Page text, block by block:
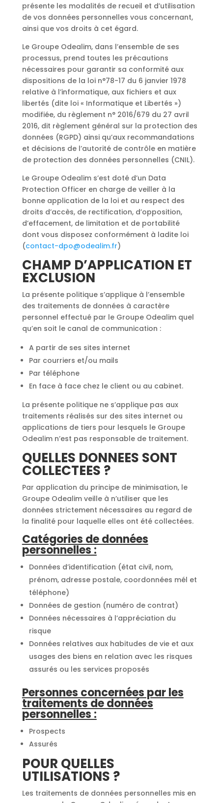
présente les modalités de recueil et d’utilisation
de vos données personnelles vous concernant,
ainsi que vos droits à cet égard.
Le Groupe Odealim, dans l’ensemble de ses
processus, prend toutes les précautions
nécessaires pour garantir sa conformité aux
dispositions de la loi n°78-17 du 6 janvier 1978
relative à l’informatique, aux fichiers et aux
libertés (dite loi « Informatique et Libertés »)
modifiée, du règlement n° 2016/679 du 27 avril
2016, dit règlement général sur la protection des
données (RGPD) ainsi qu’aux recommandations
et décisions de l’autorité de contrôle en matière
de protection des données personnelles (CNIL).
Le Groupe Odealim s’est doté d’un Data
Protection Officer en charge de veiller à la
bonne application de la loi et au respect des
droits d’accès, de rectification, d’opposition,
d’effacement, de limitation et de portabilité
dont vous disposez conformément à ladite loi
(contact-dpo@odealim.fr)
CHAMP D’APPLICATION ET
EXCLUSION
La présente politique s’applique à l’ensemble
des traitements de données à caractère
personnel effectué par le Groupe Odealim quel
qu’en soit le canal de communication :
A partir de ses sites internet
Par courriers et/ou mails
Par téléphone
En face à face chez le client ou au cabinet.
La présente politique ne s’applique pas aux
traitements réalisés sur des sites internet ou
applications de tiers pour lesquels le Groupe
Odealim n’est pas responsable de traitement.
QUELLES DONNEES SONT
COLLECTEES ?
Par application du principe de minimisation, le
Groupe Odealim veille à n’utiliser que les
données strictement nécessaires au regard de
la finalité pour laquelle elles ont été collectées.
Catégories de données
personnelles :
Données d’identification (état civil, nom,
prénom, adresse postale, coordonnées mél et
téléphone)
Données de gestion (numéro de contrat)
Données nécessaires à l’appréciation du
risque
Données relatives aux habitudes de vie et aux
usages des biens en relation avec les risques
assurés ou les services proposés
Personnes concernées par les
traitements de données
personnelles :
Prospects
Assurés
POUR QUELLES
UTILISATIONS ?
Les traitements de données personnelles mis en